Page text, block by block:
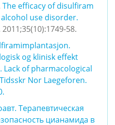
The efficacy of disulfiram
use disorder.
58.
og klinisk effekt
of pharmacological
Терапевтическая
цианамида в